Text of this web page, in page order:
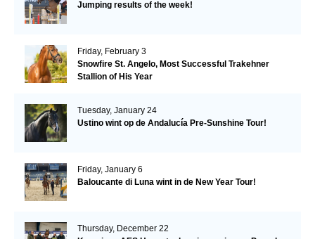
Jumping results of the week!
Friday, February 3
Snowfire St. Angelo, Most Successful Trakehner
Stallion of His Year
Tuesday, January 24
Ustino wint op de Andalucía Pre-Sunshine Tour!
Friday, January 6
Baloucante di Luna wint in de New Year Tour!
Thursday, December 22